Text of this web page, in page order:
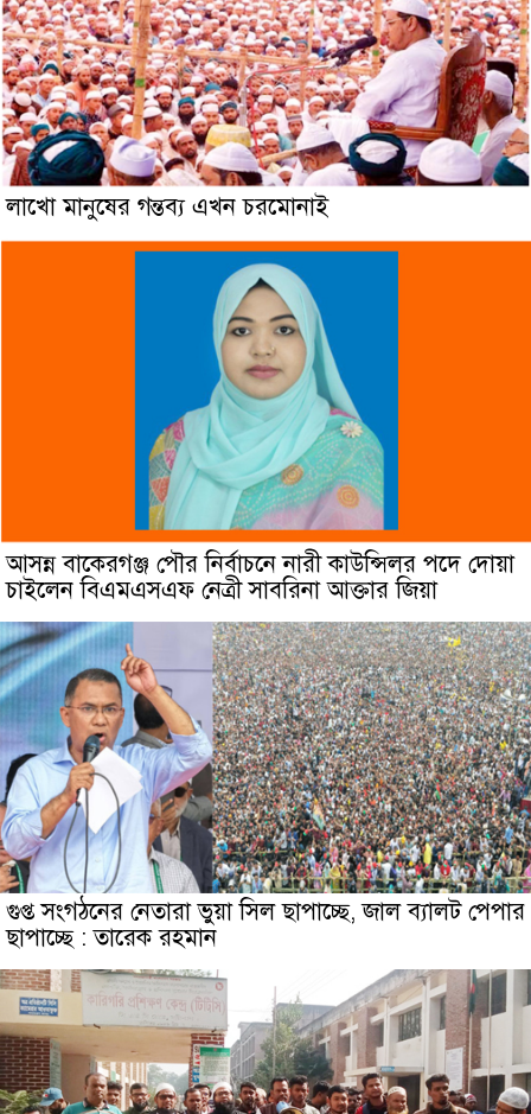
লাখো মানুষের গন্তব্য এখন চরমোনাই
আসন্ন বাকেরগঞ্জ পৌর নির্বাচনে নারী কাউন্সিলর পদে দোয়া
চাইলেন বিএমএসএফ নেত্রী সাবরিনা আক্তার জিয়া
গুপ্ত সংগঠনের নেতারা ভুয়া সিল ছাপাচ্ছে, জাল ব্যালট পেপার
ছাপাচ্ছে : তারেক রহমান